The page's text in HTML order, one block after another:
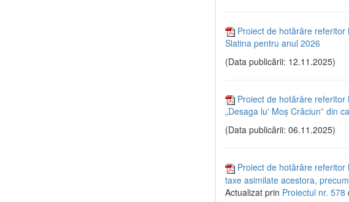
Proiect de hotărâre
Slatina pentru anul 2026
(Data publicării: 12.11.2025)
Proiect de hotărâre
„Desaga lu' Moș Crăciun” din
(Data publicării: 06.11.2025)
Proiect de hotărâre
taxe asimilate acestora,
Actualizat prin Proiectul nr. 578